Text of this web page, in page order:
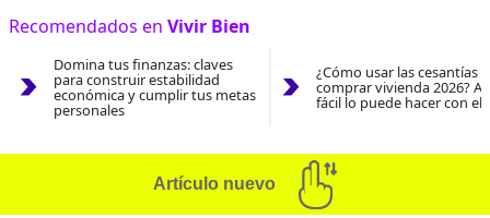
Recomendados en Vivir Bien
Domina tus finanzas: claves
para construir estabilidad
económica y cumplir tus metas
personales
¿Cómo usar las cesantías
comprar vivienda 2026?
fácil lo puede hacer con el
Artículo nuevo